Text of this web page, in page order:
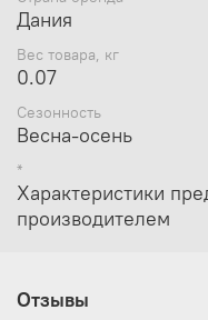
Crazy Safety – датский
Дания
Вес товара, кг
0.07
Сезонность
Весна-осень
*
Характеристики
производителем
Отзывы